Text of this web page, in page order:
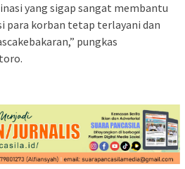
yang sigap sangat membantu
para korban tetap terlayani dan
pungkas